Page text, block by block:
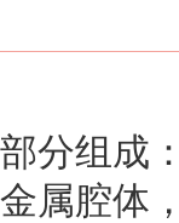
分组成
属腔体